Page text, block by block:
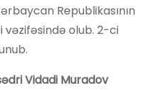
Republikasının
olub. 2-ci
Vidadi Muradov